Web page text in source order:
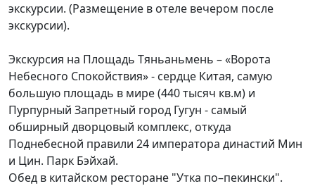
экскурсии. (Размещение в отеле вечером после
экскурсии).
Экскурсия на Площадь Тяньаньмень – «Ворота
Небесного Спокойствия» - сердце Китая, самую
большую площадь в мире (440 тысяч кв.м) и
Пурпурный Запретный город Гугун - самый
обширный дворцовый комплекс, откуда
Поднебесной правили 24 императора династий Мин
и Цин. Парк Бэйхай.
Обед в китайском ресторане "Утка по–пекински".